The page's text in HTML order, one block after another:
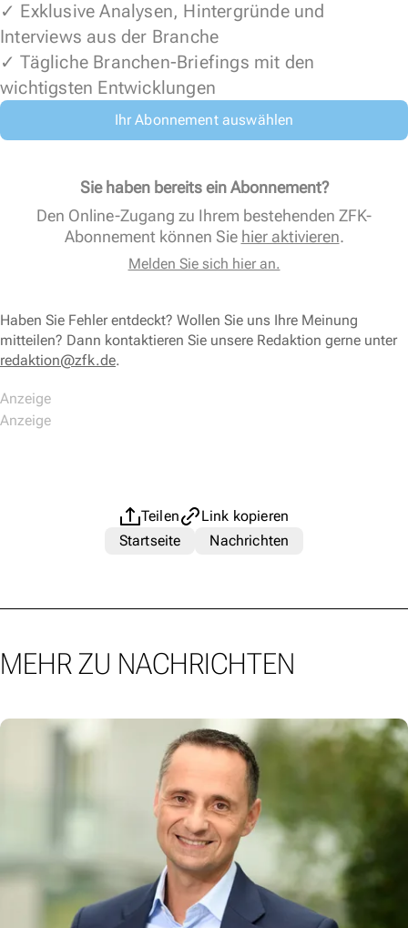
✓ Exklusive Analysen, Hintergründe und
Interviews aus der Branche
✓ Tägliche Branchen-Briefings mit den
wichtigsten Entwicklungen
Ihr Abonnement auswählen
Sie haben bereits ein Abonnement?
Den Online-Zugang zu Ihrem bestehenden ZFK-
Abonnement können Sie hier aktivieren.
Melden Sie sich hier an.
Haben Sie Fehler entdeckt? Wollen Sie uns Ihre Meinung
mitteilen? Dann kontaktieren Sie unsere Redaktion gerne unter
redaktion@zfk.de.
Teilen
Link kopieren
Startseite
Nachrichten
MEHR ZU NACHRICHTEN